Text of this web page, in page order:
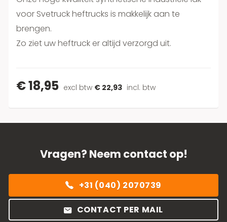
voor Svetruck heftrucks is makkelijk aan te
brengen.
Zo ziet uw heftruck er altijd verzorgd uit.
€ 18,95 excl btw € 22,93 incl. btw
Vragen? Neem contact op!
+31 (040) 2070739
CONTACT PER MAIL